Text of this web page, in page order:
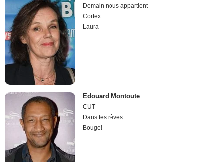
Demain nous appartient
Cortex
Laura
Edouard Montoute
CUT
Dans tes rêves
Bouge!